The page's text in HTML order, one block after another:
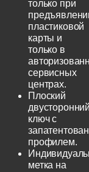
только при
пластиковой
карты и
только в
сервисных
центрах.
Плоский
ключ с
профилем.
метка на